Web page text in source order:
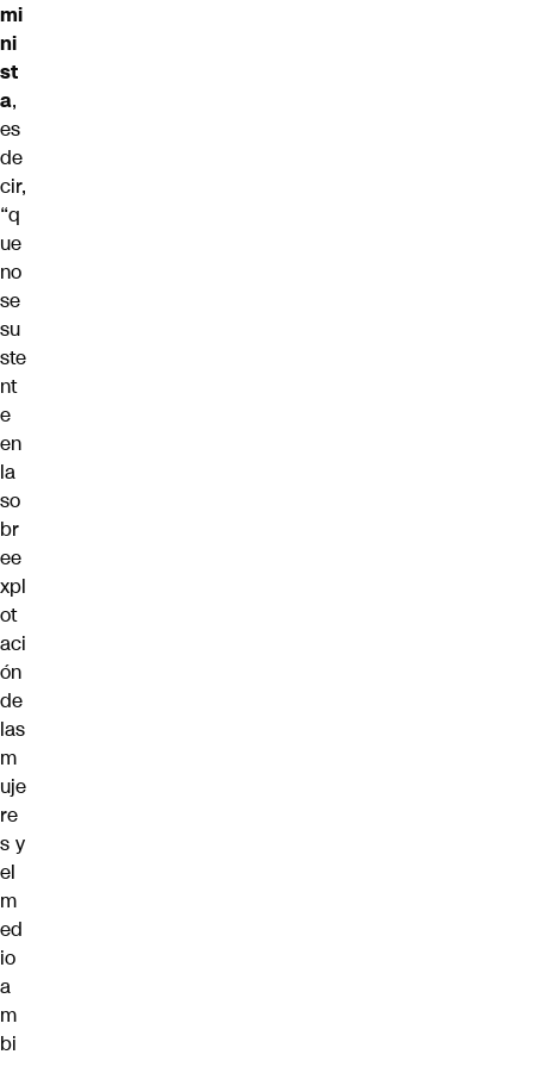
mi
ni
st
a,
es
de
cir,
“q
ue
no
se
su
ste
nt
e
en
la
so
br
ee
xpl
ot
aci
ón
de
las
m
uje
re
s y
el
m
ed
io
a
m
bi